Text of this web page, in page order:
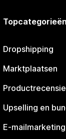
Topcategorieën
Dropshipping
Marktplaatsen
Upselling en
E-mailmarketing